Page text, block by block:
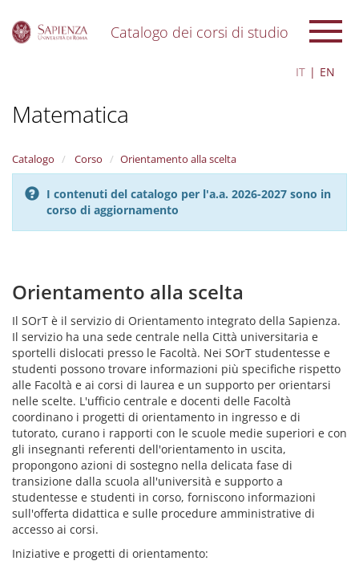
Catalogo dei corsi di studio
IT EN
Matematica
Catalogo Corso Orientamento alla scelta
I contenuti del catalogo per l'a.a. 2026-2027 sono in
corso di aggiornamento
Orientamento alla scelta
Il SOrT è il servizio di Orientamento integrato della Sapienza.
Il servizio ha una sede centrale nella Città universitaria e
sportelli dislocati presso le Facoltà. Nei SOrT studentesse e
studenti possono trovare informazioni più specifiche rispetto
alle Facoltà e ai corsi di laurea e un supporto per orientarsi
nelle scelte. L'ufficio centrale e docenti delle Facoltà
coordinano i progetti di orientamento in ingresso e di
tutorato, curano i rapporti con le scuole medie superiori e con
gli insegnanti referenti dell'orientamento in uscita,
propongono azioni di sostegno nella delicata fase di
transizione dalla scuola all'università e supporto a
studentesse e studenti in corso, forniscono informazioni
sull'offerta didattica e sulle procedure amministrative di
accesso ai corsi.
Iniziative e progetti di orientamento: